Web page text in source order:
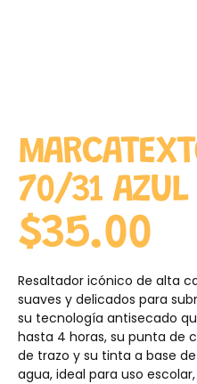
70/31 AZUL
$35.00
Resaltador icónico de alta
suaves y delicados para
su tecnología antisecado
hasta 4 horas, su punta de
de trazo y su tinta a base de
agua, ideal para uso